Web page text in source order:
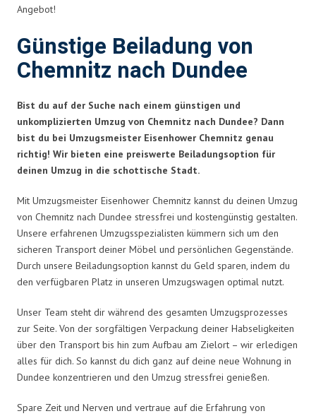
Angebot!
Günstige Beiladung von
Chemnitz nach Dundee
Bist du auf der Suche nach einem günstigen und
unkomplizierten Umzug von Chemnitz nach Dundee? Dann
bist du bei Umzugsmeister Eisenhower Chemnitz genau
richtig! Wir bieten eine preiswerte Beiladungsoption für
deinen Umzug in die schottische Stadt.
Mit Umzugsmeister Eisenhower Chemnitz kannst du deinen Umzug
von Chemnitz nach Dundee stressfrei und kostengünstig gestalten.
Unsere erfahrenen Umzugsspezialisten kümmern sich um den
sicheren Transport deiner Möbel und persönlichen Gegenstände.
Durch unsere Beiladungsoption kannst du Geld sparen, indem du
den verfügbaren Platz in unseren Umzugswagen optimal nutzt.
Unser Team steht dir während des gesamten Umzugsprozesses
zur Seite. Von der sorgfältigen Verpackung deiner Habseligkeiten
über den Transport bis hin zum Aufbau am Zielort – wir erledigen
alles für dich. So kannst du dich ganz auf deine neue Wohnung in
Dundee konzentrieren und den Umzug stressfrei genießen.
Spare Zeit und Nerven und vertraue auf die Erfahrung von